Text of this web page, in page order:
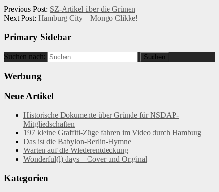
Previous Post: SZ-Artikel über die Grünen
Next Post: Hamburg City – Mongo Clikke!
Primary Sidebar
Suchen nach:
Werbung
Neue Artikel
Historische Dokumente über Gründe für NSDAP-
Mitgliedschaften
197 kleine Graffiti-Züge fahren im Video durch Hamburg
Das ist die Babylon-Berlin-Hymne
Warten auf die Wiederentdeckung
Wonderful(l) days – Cover und Original
Kategorien